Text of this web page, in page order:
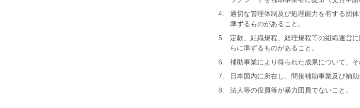
適切な管理体制及び処理能力を有する団
準ずるものがあること。
定款、組織規程、経理規程等の組織運営
らに準ずるものがあること。
補助事業により得られた成果について、
日本国内に所在し、間接補助事業及び補
法人等の役員等が暴力団員でないこと。